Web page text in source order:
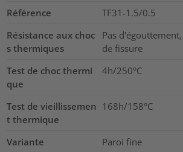
Référence
TF31-1.5/0.5
Résistance aux choc
s thermiques
Pas
de fissure
Test de choc thermi
que
4h/250°C
Test de vieillissemen
t thermique
168h/158°C
Variante Paroi fine